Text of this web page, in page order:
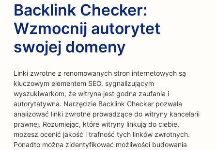
Backlink Checker:
Wzmocnij autorytet
swojej domeny
Linki zwrotne z renomowanych stron internetowych są
kluczowym elementem SEO, sygnalizującym
wyszukiwarkom, że witryna jest godna zaufania i
autorytatywna. Narzędzie Backlink Checker pozwala
analizować linki zwrotne prowadzące do witryny kancelarii
prawnej. Rozumiejąc, które witryny linkują do ciebie,
możesz ocenić jakość i trafność tych linków zwrotnych.
Ponadto można zidentyfikować możliwości budowania